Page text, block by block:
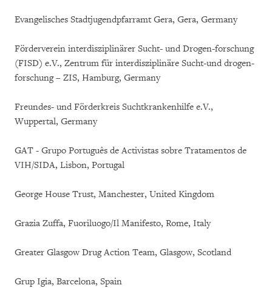
Evangelisches Stadtjugendpfarramt Gera, Gera, Germany
Förderverein interdisziplinärer Sucht- und Drogen-forschung
(FISD) e.V., Zentrum für interdisziplinäre Sucht-und drogen-
forschung – ZIS, Hamburg, Germany
Freundes- und Förderkreis Suchtkrankenhilfe e.V.,
Wuppertal, Germany
GAT - Grupo Português de Activistas sobre Tratamentos de
VIH/SIDA, Lisbon, Portugal
George House Trust, Manchester, United Kingdom
Grazia Zuffa, Fuoriluogo/Il Manifesto, Rome, Italy
Greater Glasgow Drug Action Team, Glasgow, Scotland
Grup Igia, Barcelona, Spain